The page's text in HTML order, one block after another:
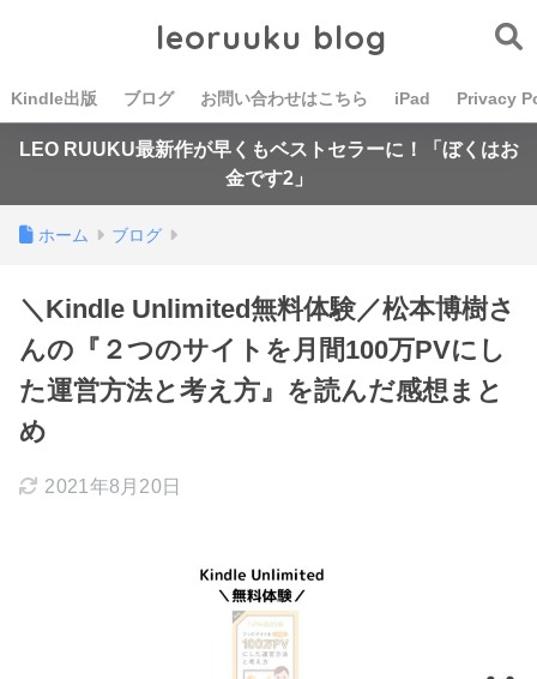
leoruuku blog
Kindle出版 ブログ お問い合わせはこちら iPad Privacy
LEO RUUKU最新作が早くもベストセラーに！「ぼくはお
金です2」
ホーム ブログ
＼Kindle Unlimited無料体験／松本博樹さ
んの『２つのサイトを月間100万PVにし
た運営方法と考え方』を読んだ感想まと
め
2021年8月20日